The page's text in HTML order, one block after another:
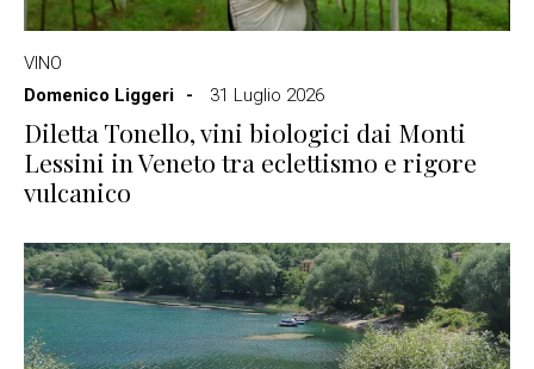
VINO
Domenico Liggeri
31 Luglio 2026
Diletta Tonello, vini biologici dai Monti
Lessini in Veneto tra eclettismo e rigore
vulcanico